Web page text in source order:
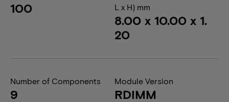
100
L x H) mm
8.00 x 10.00 x 1.
20
Number of Components
9
Module Version
RDIMM